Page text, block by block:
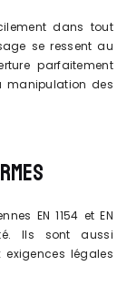
dans tout
se ressent au
parfaitement
manipulation des
EN 1154 et EN
Ils sont aussi
légales